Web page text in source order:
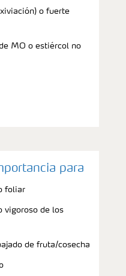
o fuerte
MO o estiércol no
para
foliar
vigoroso de los
de fruta/cosecha